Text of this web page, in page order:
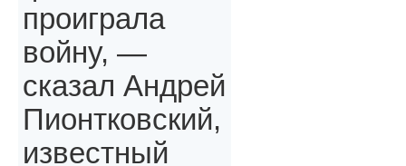
проиграла
войну, —
сказал Андрей
Пионтковский,
известный